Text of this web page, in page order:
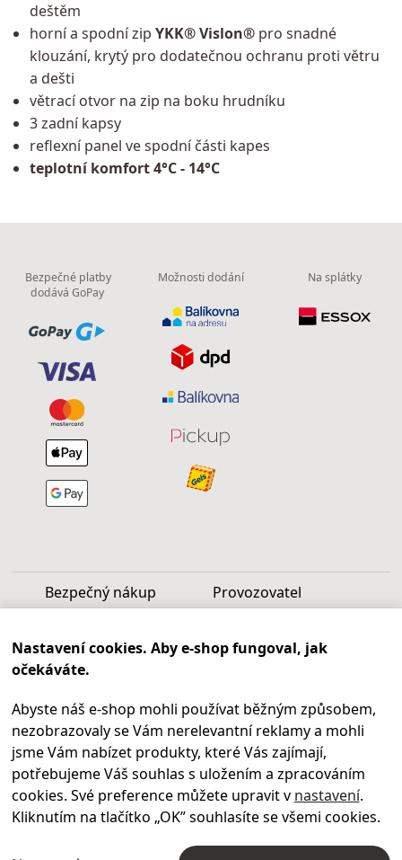
deštěm
horní a spodní zip YKK® Vislon®pro snadné
klouzání, krytý pro dodatečnou ochranu proti větru
a dešti
větrací otvor na zip na boku hrudníku
3 zadní kapsy
reflexní panel ve spodní části kapes
teplotní komfort 4°C - 14°C
Bezpečné platby
dodává GoPay
Možnosti dodání Na splátky
Bezpečný nákup Provozovatel
Infolinka
Po - Pá 9.00 - 17.00
+420469 621 252
Kontakty
Kariéra
Nastavení cookies. Aby e-shop fungoval, jak
očekáváte.
Abyste náš e-shop mohli používat běžným způsobem,
nezobrazovaly se Vám nerelevantní reklamy a mohli
jsme Vám nabízet produkty, které Vás zajímají,
potřebujeme Váš souhlas s uložením a zpracováním
cookies. Své preference můžete upravit v nastavení.
Kliknutím na tlačítko „OK” souhlasíte se všemi cookies.